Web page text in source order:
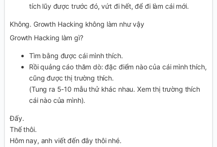
tích lũy được trước đó, vứt đi hết, để đi làm cái mới.
Không. Growth Hacking không làm như vậy
Growth Hacking làm gì?
Tìm bằng được cái mình thích.
Rồi quảng cáo thăm dò: đặc điểm nào của cái mình thích,
cũng được thị trường thích.
(Tung ra 5-10 mẫu thử khác nhau. Xem thị trường thích
cái nào của mình).
Đấy.
Thế thôi.
Hôm nay, anh viết đến đây thôi nhé.